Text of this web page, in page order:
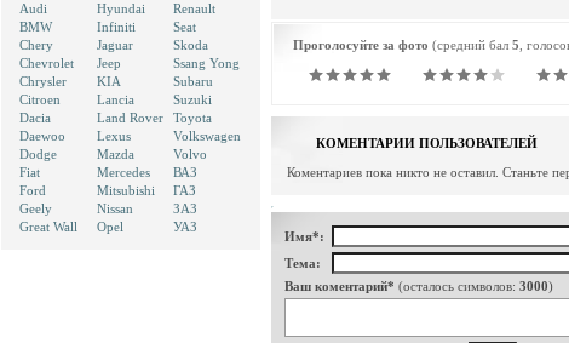
Audi
BMW
Chery
Chevrolet
Chrysler
Citroen
Dacia
Daewoo
Dodge
Fiat
Ford
Geely
Great Wall
Hyundai
Infiniti
Jaguar
Jeep
KIA
Lancia
Land Rover
Lexus
Mazda
Mercedes
Mitsubishi
Nissan
Opel
Renault
Seat
Skoda
Ssang Yong
Subaru
Suzuki
Toyota
Volkswagen
Volvo
ВАЗ
ГАЗ
ЗАЗ
УАЗ
Проголосуйте за фото (средний бал 5 ,
КОМЕНТАРИИ ПОЛЬЗОВАТЕЛЕЙ
Коментариев пока никто не оставил. Станьте
Имя*:
Тема:
Ваш коментарий* (осталось символов: 3000)